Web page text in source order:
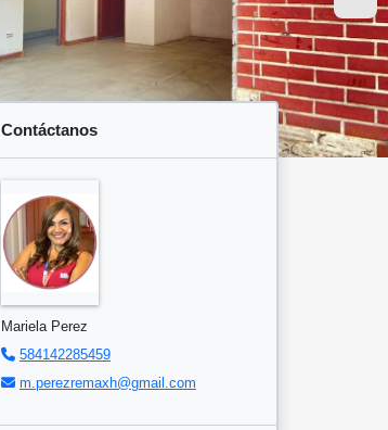
Contáctanos
Mariela Perez
584142285459
m.perezremaxh@gmail.com